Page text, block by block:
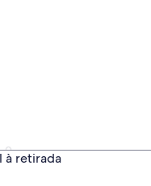
à retirada